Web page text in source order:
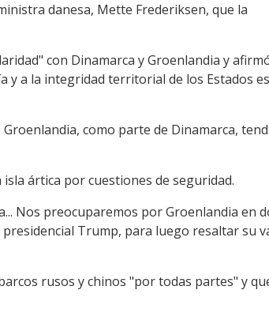
danesa, Mette Frederiksen, que la
con Dinamarca y Groenlandia y
y a la integridad territorial de los Estados es
como parte de Dinamarca,
ártica por cuestiones de seguridad.
Nos preocuparemos por Groenlandia en
presidencial Trump, para luego resaltar su
rusos y chinos "por todas partes" y